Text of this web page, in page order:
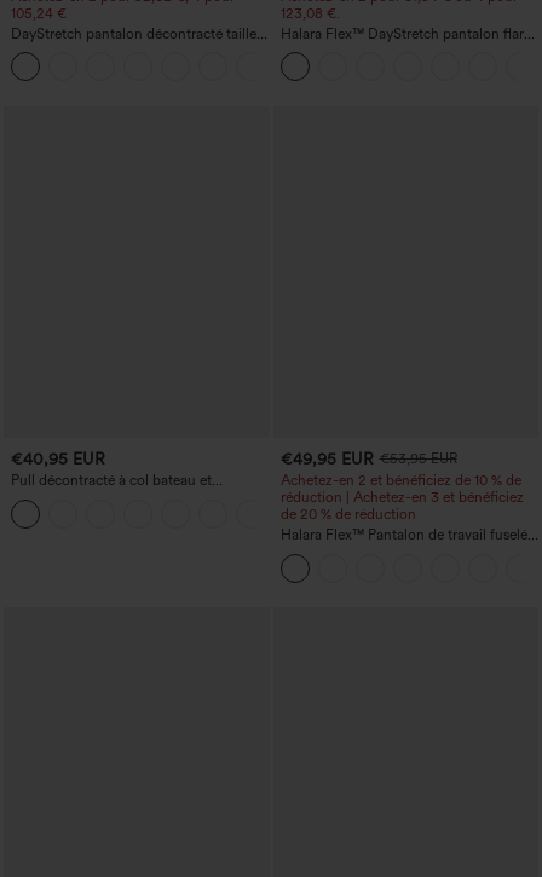
105,24 €
DayStretch pantalon décontracté taille
haute à jambe en forme de tonneau
avec poches
123,08 €.
Halara Flex™ DayStretch pantalon flare
de travail, taille mi-haute, poche latérale
zippée
€40,95 EUR
Pull décontracté à col bateau et
manches chauve-souris
+1
€49,95 EUR €53,95 EUR
Achetez-en 2 et bénéficiez de 10 % de
réduction | Achetez-en 3 et bénéficiez
de 20 % de réduction
Halara Flex™ Pantalon de travail fuselé,
uni, taille haute, avec poches